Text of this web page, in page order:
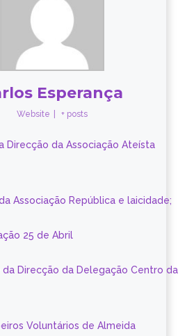
Esperança
Website + posts
Direcção da Associação Ateísta
Associação República e laicidade;
25 de Abril
Direcção da Delegação Centro da
Voluntários de Almeida